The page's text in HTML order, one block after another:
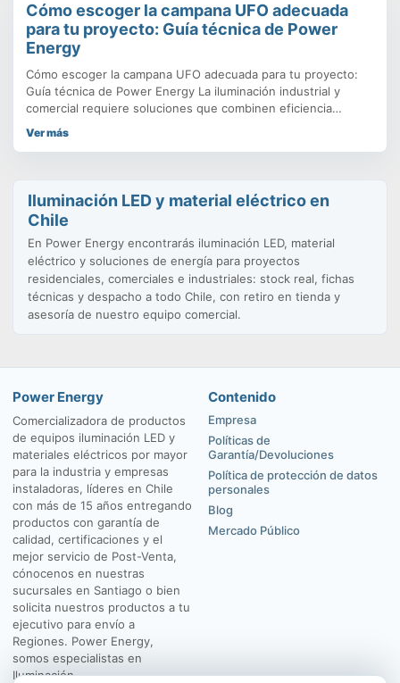
Cómo escoger la campana UFO adecuada
para tu proyecto: Guía técnica de Power
Energy
Cómo escoger la campana UFO adecuada para tu proyecto:
Guía técnica de Power Energy La iluminación industrial y
comercial requiere soluciones que combinen eficiencia
energética, durabilidad y buen rendimiento lumínico. En este
Ver más
Iluminación LED y material eléctrico en
Chile
En Power Energy encontrarás iluminación LED, material
eléctrico y soluciones de energía para proyectos
residenciales, comerciales e industriales: stock real, fichas
técnicas y despacho a todo Chile, con retiro en tienda y
asesoría de nuestro equipo comercial.
Power Energy
Comercializadora de productos
de equipos iluminación LED y
materiales eléctricos por mayor
para la industria y empresas
instaladoras, líderes en Chile
con más de 15 años entregando
productos con garantía de
calidad, certificaciones y el
mejor servicio de Post-Venta,
cónocenos en nuestras
sucursales en Santiago o bien
solicita nuestros productos a tu
ejecutivo para envío a
Regiones. Power Energy,
somos especialistas en
Iluminación.
Contenido
Empresa
Políticas de
Garantía/Devoluciones
Política de protección de datos
personales
Blog
Mercado Público